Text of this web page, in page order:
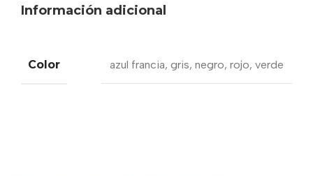
Información adicional
Color azul francia, gris, negro, rojo, verde